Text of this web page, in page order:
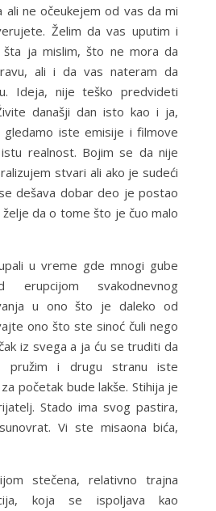
ali ne očeukejem od vas da mi
Želim da vas uputim i
šta ja mislim, što ne mora da
ali i da vas nateram da
Ideja, nije teško predvideti
današji dan isto kao i ja,
iste emisije i filmove
realnost. Bojim se da nije
stvari ali ako je sudeći
dešava dobar deo je postao
da o tome što je čuo malo
u vreme gde mnogi gube
svakodnevnog
u ono što je daleko od
ono što ste sinoć čuli nego
iz svega a ja ću se truditi da
pružim i drugu stranu iste
početak bude lakše. Stihija je
Stado ima svog pastira,
Vi ste misaona bića,
stečena, relativno trajna
koja se ispoljava kao